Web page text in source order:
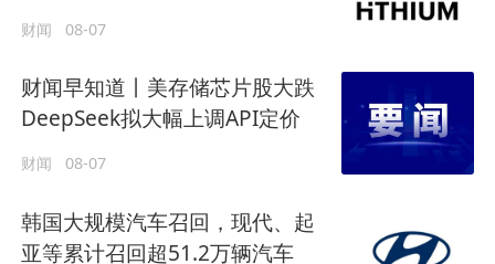
财闻 08-07
财闻早知道丨美存储芯片股大跌
DeepSeek拟大幅上调API定价
财闻 08-07
韩国大规模汽车召回，现代、起
亚等累计召回超51.2万辆汽车